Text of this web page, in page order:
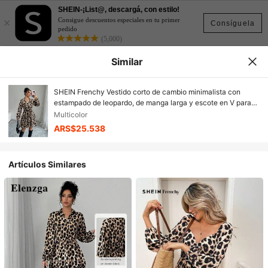
Consíguela
×
SHEIN-¡List@, descargá, con estilo!
Consigue descuentos especiales en tu primer
pedido
(5,000)
Similar
SHEIN Frenchy Vestido corto de cambio minimalista con
estampado de leopardo, de manga larga y escote en V para
mujer
Multicolor
ARS$25.538
Artículos Similares